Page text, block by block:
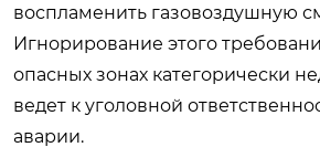
воспламенить газовоздушную
Игнорирование этого
опасных зонах категорически
ведет к уголовной
аварии.